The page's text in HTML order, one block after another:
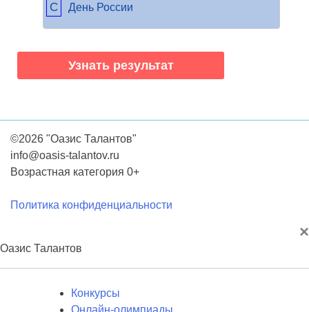
C День России
©2026 "Оазис Талантов"
info@oasis-talantov.ru
Возрастная категория 0+
Политика конфиденциальности
×
Оазис Талантов
Конкурсы
Онлайн-олимпиады